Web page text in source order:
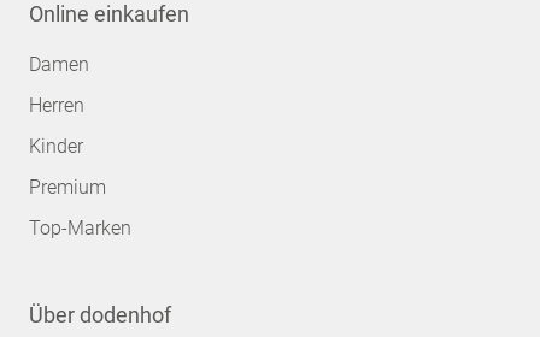
Online einkaufen
Damen
Herren
Kinder
Premium
Top-Marken
Über dodenhof